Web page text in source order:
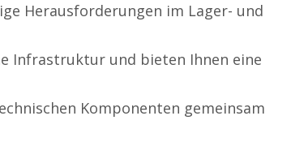
Herausforderungen im Lager- und
Infrastruktur und bieten Ihnen eine
Komponenten gemeinsam